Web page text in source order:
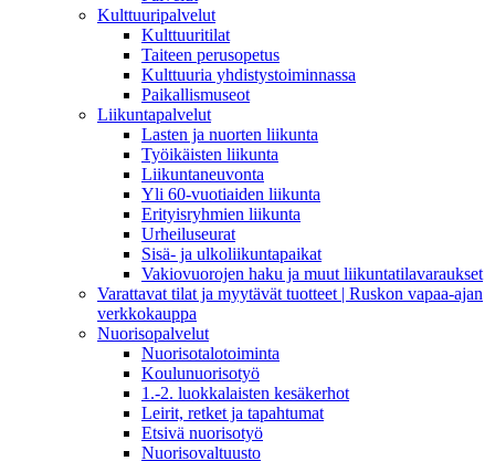
Kulttuuripalvelut
Kulttuuritilat
Taiteen perusopetus
Kulttuuria yhdistystoiminnassa
Paikallismuseot
Liikuntapalvelut
Lasten ja nuorten liikunta
Työikäisten liikunta
Liikuntaneuvonta
Yli 60-vuotiaiden liikunta
Erityisryhmien liikunta
Urheiluseurat
Sisä- ja ulkoliikuntapaikat
Vakiovuorojen haku ja muut liikuntatilavaraukset
Varattavat tilat ja myytävät tuotteet | Ruskon vapaa-ajan
verkkokauppa
Nuorisopalvelut
Nuorisotalotoiminta
Koulunuorisotyö
1.-2. luokkalaisten kesäkerhot
Leirit, retket ja tapahtumat
Etsivä nuorisotyö
Nuorisovaltuusto